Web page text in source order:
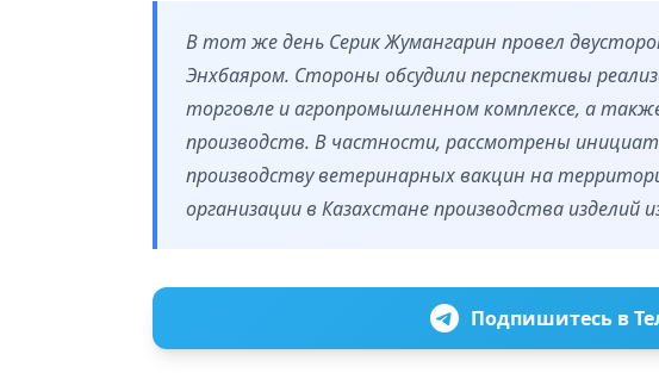
В тот же день Серик Жумангарин провел
Энхбаяром. Стороны обсудили перспективы
торговле и агропромышленном комплексе, а
производств. В частности, рассмотрены
производству ветеринарных вакцин на
организации в Казахстане производства изделий
Подпишитесь в